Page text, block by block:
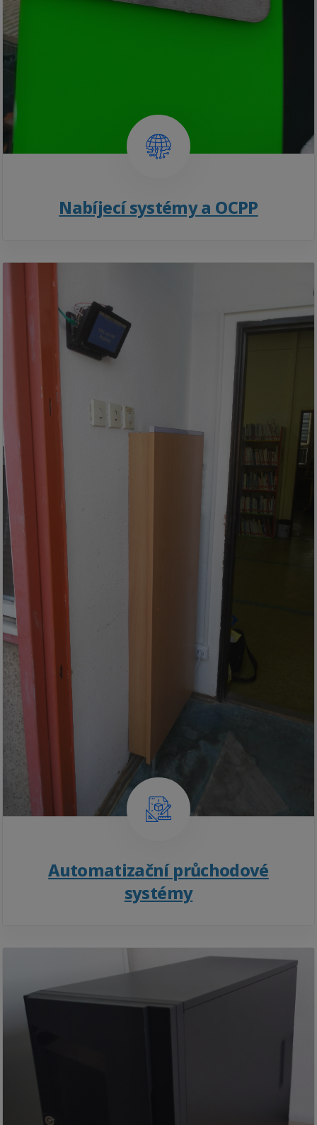
Nabíjecí systémy a OCPP
Automatizační průchodové
systémy